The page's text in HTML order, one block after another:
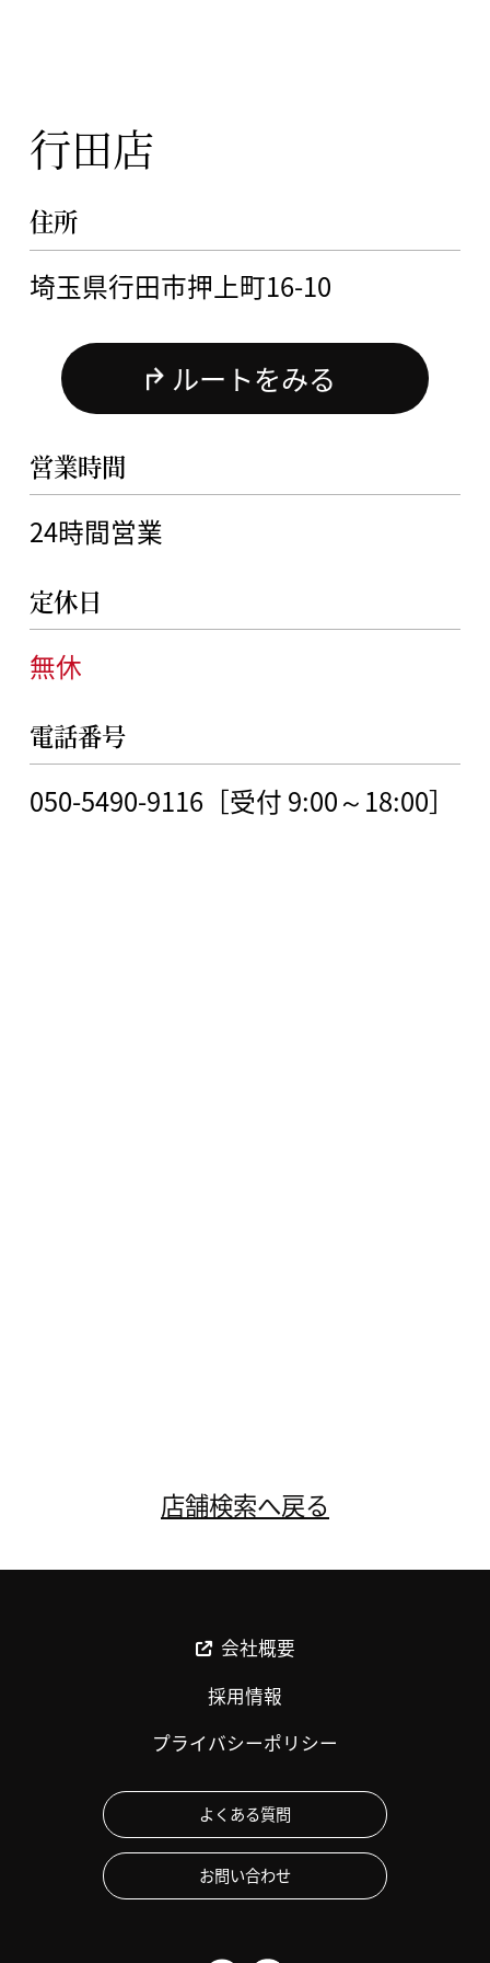
行田店
住所
埼玉県行田市押上町16-10
ルートをみる
営業時間
24時間営業
定休日
無休
電話番号
050-5490-9116［受付 9:00～18:00］
店舗検索へ戻る
会社概要
採用情報
プライバシーポリシー
よくある質問
お問い合わせ